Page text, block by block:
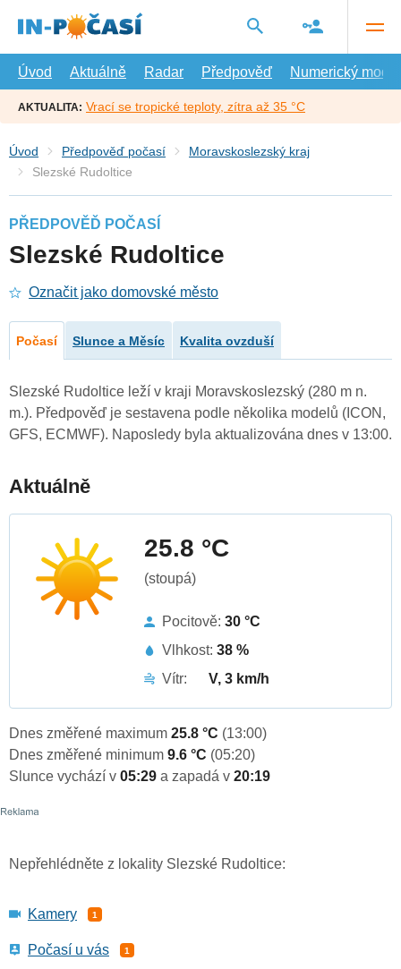
hlavní
Úvod
Aktuálně Radar Předpověď Numerický model
AKTUALITA: Vrací se tropické teploty, zítra až 35 °C
Úvod Předpověď počasí
Moravskoslezský kraj
Slezské Rudoltice
PŘEDPOVĚĎ POČASÍ
Slezské Rudoltice
Označit jako domovské město
Počasí Slunce a Měsíc Kvalita ovzduší
Slezské Rudoltice leží v kraji Moravskoslezský (280 m n.
m.). Předpověď je sestavena podle několika modelů (ICON,
GFS, ECMWF). Naposledy byla aktualizována dnes v 13:00.
Aktuálně
25.8 °C
(stoupá)
Pocitově: 30 °C
Vlhkost: 38 %
Vítr:
V, 3 km/h
Dnes změřené maximum 25.8 °C (13:00)
Dnes změřené minimum 9.6 °C (05:20)
Slunce vychází v 05:29 a zapadá v 20:19
Nepřehlédněte z lokality Slezské Rudoltice:
Kamery 1
Počasí u vás 1